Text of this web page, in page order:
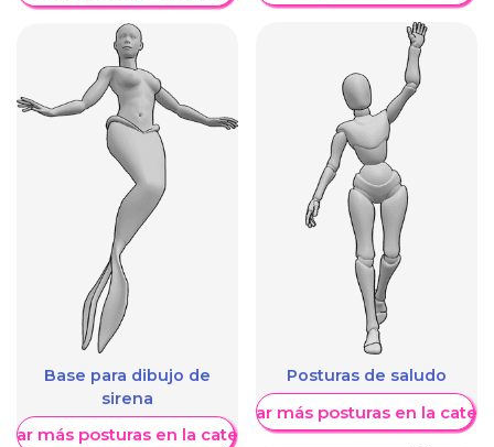
Base para dibujo de
sirena
más posturas en la categoría
Posturas de saludo
Mostrar más posturas en la